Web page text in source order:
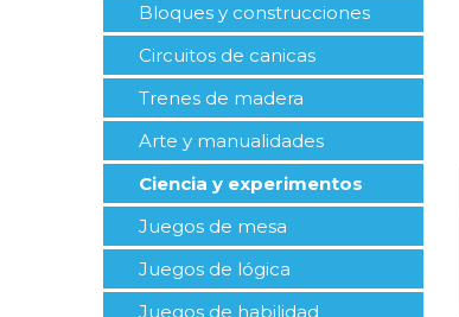
Bloques y construcciones
Circuitos de canicas
Trenes de madera
Arte y manualidades
Ciencia y experimentos
Juegos de mesa
Juegos de lógica
Juegos de habilidad